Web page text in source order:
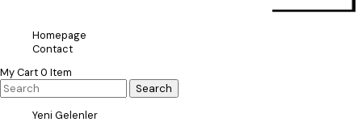
Homepage
Contact
My Cart0 Item
Yeni Gelenler